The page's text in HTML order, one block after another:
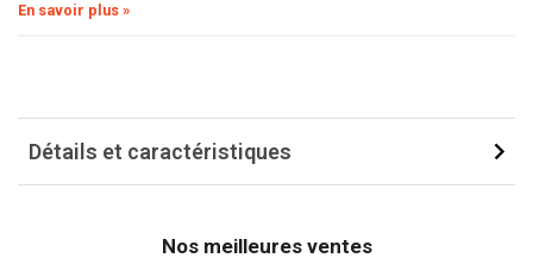
En savoir plus »
Détails et caractéristiques
Nos meilleures ventes